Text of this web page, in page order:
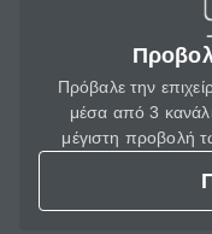
Πρόβαλε την
μέσα από 3
μέγιστη προβολή